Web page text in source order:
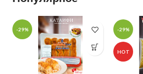
-29% -29%
HOT